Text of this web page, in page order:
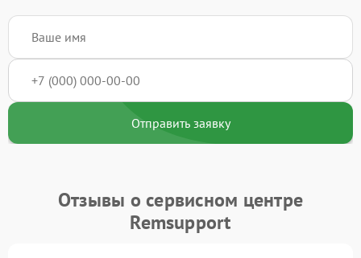
Отправить заявку
Отзывы о сервисном центре
Remsupport